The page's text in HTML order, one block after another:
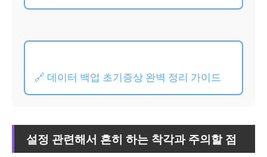
🔗 데이터 백업 초기증상 완벽 정리 가이드
설정 관련해서 흔히 하는 착각과 주의할 점